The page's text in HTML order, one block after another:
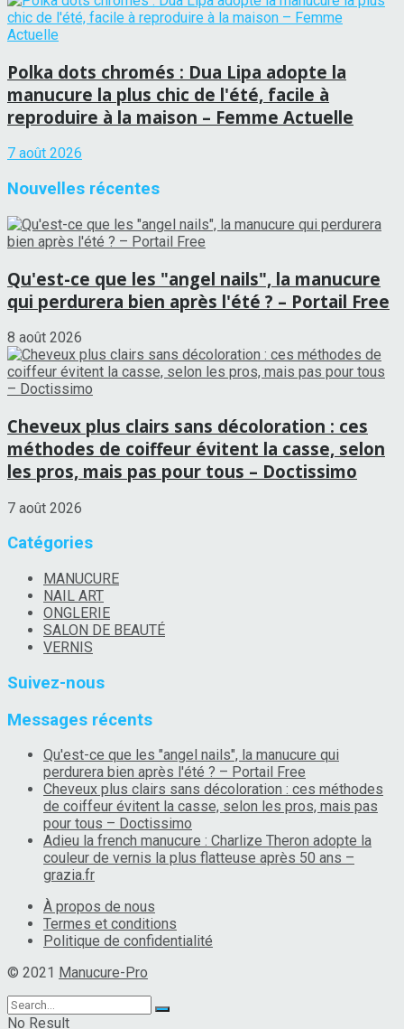
Polka dots chromés : Dua Lipa adopte la
manucure la plus chic de l'été, facile à
reproduire à la maison – Femme Actuelle
7 août 2026
Nouvelles récentes
Qu'est-ce que les "angel nails", la manucure
qui perdurera bien après l'été ? – Portail Free
8 août 2026
Cheveux plus clairs sans décoloration : ces
méthodes de coiffeur évitent la casse, selon
les pros, mais pas pour tous – Doctissimo
7 août 2026
Catégories
MANUCURE
NAIL ART
ONGLERIE
SALON DE BEAUTÉ
VERNIS
Suivez-nous
Messages récents
Qu'est-ce que les "angel nails", la manucure qui
perdurera bien après l'été ? – Portail Free
Cheveux plus clairs sans décoloration : ces méthodes
de coiffeur évitent la casse, selon les pros, mais pas
pour tous – Doctissimo
Adieu la french manucure : Charlize Theron adopte la
couleur de vernis la plus flatteuse après 50 ans –
grazia.fr
À propos de nous
Termes et conditions
Politique de confidentialité
© 2021 Manucure-Pro
No Result